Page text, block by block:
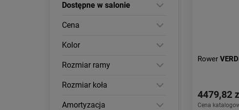
Dostępne w salonie
Cena
Kolor
Rozmiar ramy
Rozmiar koła
Amortyzacja
Rower
4479,82
Cena